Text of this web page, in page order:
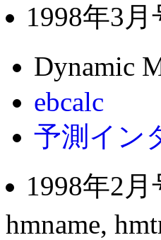
1998年3月
Dynamic
ebcalc
予測イン
1998年2月
hmname,